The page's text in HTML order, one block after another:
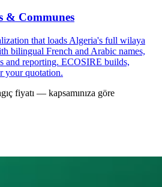
& Communes
that loads Algeria's full wilaya
bilingual French and Arabic names,
and reporting. ECOSIRE builds,
your quotation.
fiyatı — kapsamınıza göre